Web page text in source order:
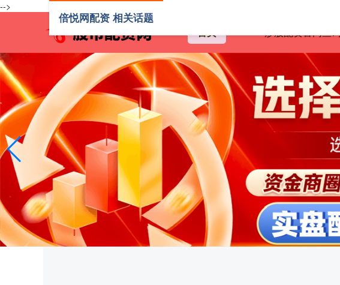
-->
首页 炒股配资官网查
倍悦网配资 相关话题